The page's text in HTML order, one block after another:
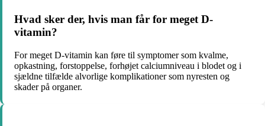
Hvad sker der, hvis man får for meget D-
vitamin?
For meget D-vitamin kan føre til symptomer som kvalme,
opkastning, forstoppelse, forhøjet calciumniveau i blodet og i
sjældne tilfælde alvorlige komplikationer som nyresten og
skader på organer.